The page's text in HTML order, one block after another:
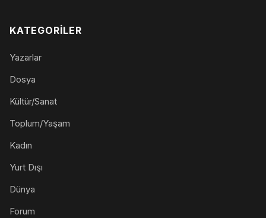
KATEGORILER
Yazarlar
Dosya
Kültür/Sanat
Toplum/Yaşam
Kadın
Yurt Dışı
Dünya
Forum